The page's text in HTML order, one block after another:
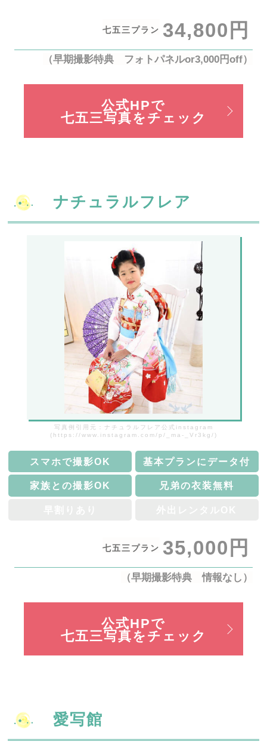
七五三プラン 34,800円
（早期撮影特典 フォトパネルor3,000円off）
公式HPで
七五三写真をチェック
ナチュラルフレア
写真例引用元：ナチュラルフレア公式instagram
(https://www.instagram.com/p/_ma-_Vr3kg/)
スマホで撮影OK
家族との撮影OK
基本プランにデータ付
兄弟の衣装無料
七五三プラン 35,000円
（早期撮影特典 情報なし）
公式HPで
七五三写真をチェック
愛写館